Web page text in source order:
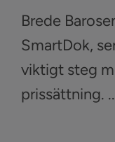
Brede
SmartDok,
viktigt steg
prissättning.